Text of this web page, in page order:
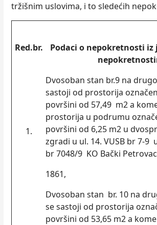
tržišnim uslovima, i to sledećih
Red.br.
Podaci o nepokretnosti
1.
Dvosoban stan br.9 na
sastoji od prostorija
površini od 57,49 m2 a
prostorija u podrumu
površini od 6,25 m2 u
zgradi u ul. 14. VUSB br 7-9
br 7048/9 KO Bački
1861,
Dvosoban stan br. 10 na
se sastoji od prostorija
površini od 53,65 m2 a